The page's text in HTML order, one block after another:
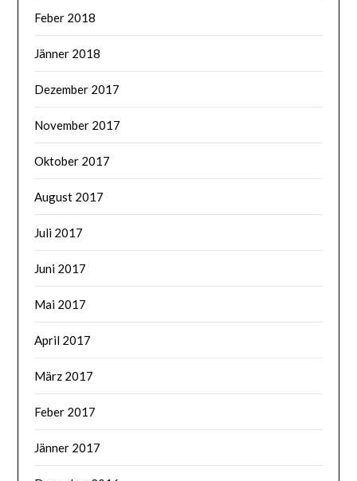
Feber 2018
Jänner 2018
Dezember 2017
November 2017
Oktober 2017
August 2017
Juli 2017
Juni 2017
Mai 2017
April 2017
März 2017
Feber 2017
Jänner 2017